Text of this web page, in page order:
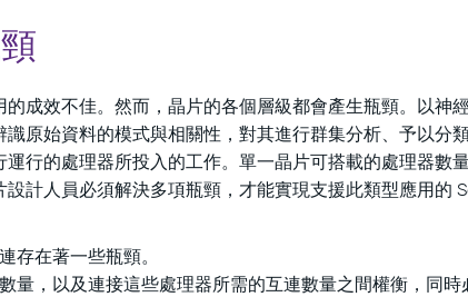
成效不佳。然而，晶片的各個層級都會產生瓶頸。以神
原始資料的模式與相關性，對其進行群集分析、予以分
行的處理器所投入的工作。單一晶片可搭載的處理器數
計人員必須解決多項瓶頸，才能實現支援此類型應用的
存在著一些瓶頸。
量，以及連接這些處理器所需的互連數量之間權衡，同時